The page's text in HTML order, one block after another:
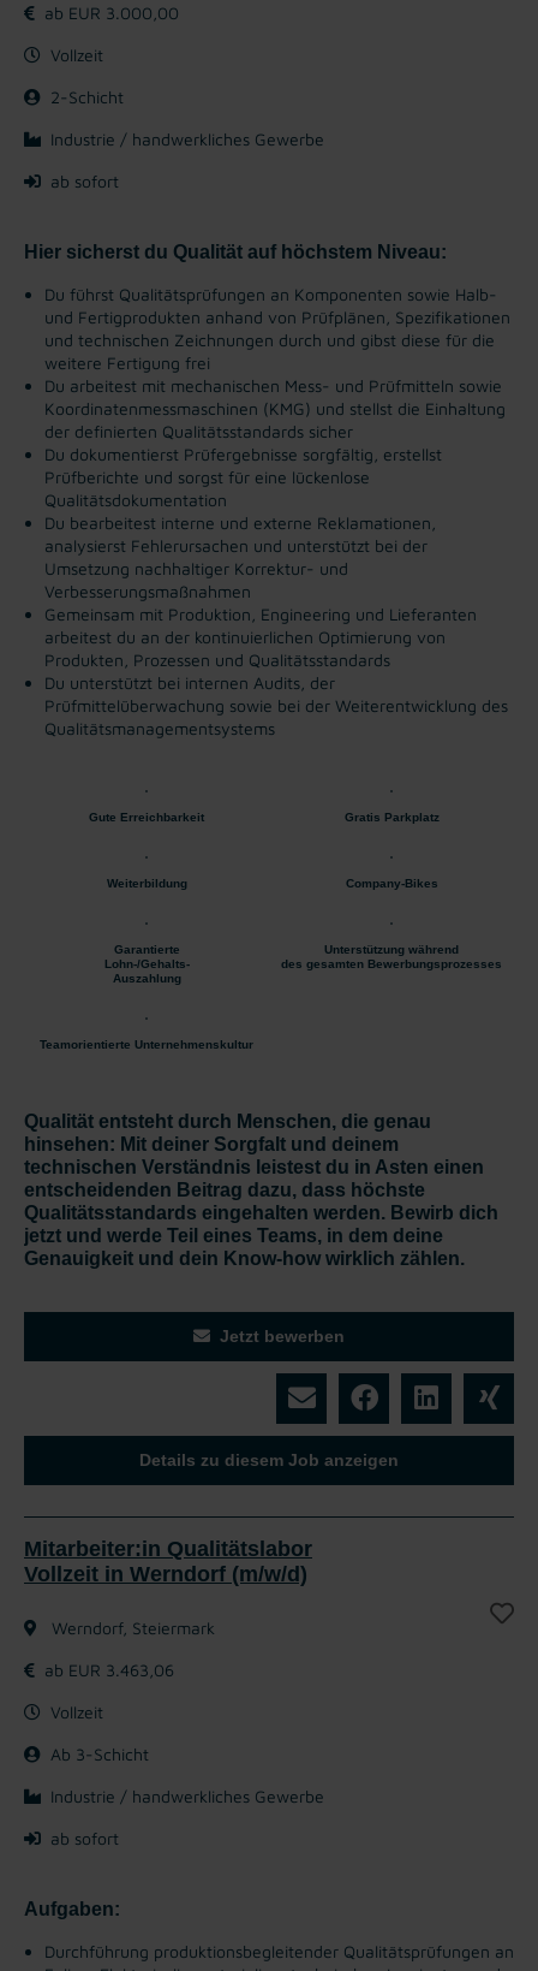
ab EUR 3.000,00
Vollzeit
2-Schicht
Industrie / handwerkliches Gewerbe
ab sofort
Hier sicherst du Qualität auf höchstem Niveau:
Du führst Qualitätsprüfungen an Komponenten sowie Halb-
und Fertigprodukten anhand von Prüfplänen, Spezifikationen
und technischen Zeichnungen durch und gibst diese für die
weitere Fertigung frei
Du arbeitest mit mechanischen Mess- und Prüfmitteln sowie
Koordinatenmessmaschinen (KMG) und stellst die Einhaltung
der definierten Qualitätsstandards sicher
Du dokumentierst Prüfergebnisse sorgfältig, erstellst
Prüfberichte und sorgst für eine lückenlose
Qualitätsdokumentation
Du bearbeitest interne und externe Reklamationen,
analysierst Fehlerursachen und unterstützt bei der
Umsetzung nachhaltiger Korrektur- und
Verbesserungsmaßnahmen
Gemeinsam mit Produktion, Engineering und Lieferanten
arbeitest du an der kontinuierlichen Optimierung von
Produkten, Prozessen und Qualitätsstandards
Du unterstützt bei internen Audits, der
Prüfmittelüberwachung sowie bei der Weiterentwicklung des
Qualitätsmanagementsystems
Gute Erreichbarkeit Gratis Parkplatz
Weiterbildung Company-Bikes
Garantierte
Lohn-/Gehalts-
Auszahlung
Unterstützung während
des gesamten Bewerbungsprozesses
Teamorientierte Unternehmenskultur
Qualität entsteht durch Menschen, die genau
hinsehen: Mit deiner Sorgfalt und deinem
technischen Verständnis leistest du in Asten einen
entscheidenden Beitrag dazu, dass höchste
Qualitätsstandards eingehalten werden. Bewirb dich
jetzt und werde Teil eines Teams, in dem deine
Genauigkeit und dein Know-how wirklich zählen.
Jetzt bewerben
Details zu diesem Job anzeigen
Mitarbeiter:in Qualitätslabor
Vollzeit in Werndorf (m/w/d)
Werndorf, Steiermark
ab EUR 3.463,06
Vollzeit
Ab 3-Schicht
Industrie / handwerkliches Gewerbe
ab sofort
Aufgaben:
Durchführung produktionsbegleitender Qualitätsprüfungen an